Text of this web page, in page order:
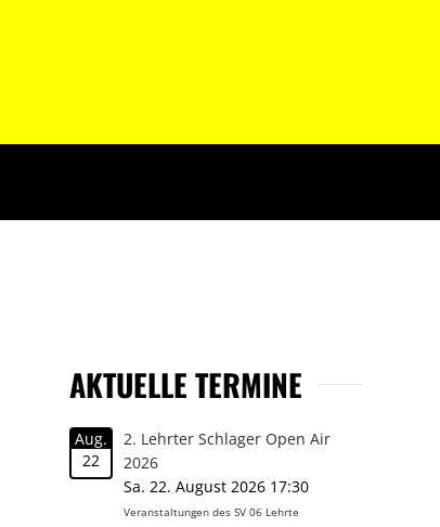
AKTUELLE TERMINE
Aug.
22
2. Lehrter Schlager Open Air
2026
Sa. 22. August 2026 17:30
Veranstaltungen des SV 06 Lehrte